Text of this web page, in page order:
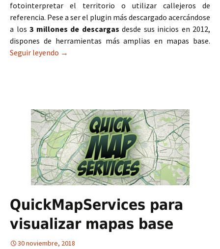
fotointerpretar el territorio o utilizar callejeros de
referencia. Pese a ser el plugin más descargado acercándose
a los 3 millones de descargas desde sus inicios en 2012,
dispones de herramientas más amplias en mapas base.
Seguir leyendo OpenLayers: el plugin más descargado de QGIS
→
QuickMapServices para
visualizar mapas base
30 noviembre, 2018